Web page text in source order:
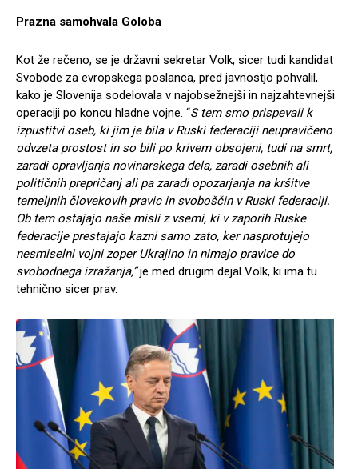
Prazna samohvala Goloba
Kot že rečeno, se je državni sekretar Volk, sicer tudi kandidat
Svobode za evropskega poslanca, pred javnostjo pohvalil,
kako je Slovenija sodelovala v najobsežnejši in najzahtevnejši
operaciji po koncu hladne vojne. “S tem smo prispevali k
izpustitvi oseb, ki jim je bila v Ruski federaciji neupravičeno
odvzeta prostost in so bili po krivem obsojeni, tudi na smrt,
zaradi opravljanja novinarskega dela, zaradi osebnih ali
političnih prepričanj ali pa zaradi opozarjanja na kršitve
temeljnih človekovih pravic in svoboščin v Ruski federaciji.
Ob tem ostajajo naše misli z vsemi, ki v zaporih Ruske
federacije prestajajo kazni samo zato, ker nasprotujejo
nesmiselni vojni zoper Ukrajino in nimajo pravice do
svobodnega izražanja,”je med drugim dejal Volk, ki ima tu
tehnično sicer prav.